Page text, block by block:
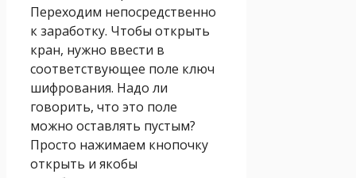
Переходим непосредственно
к заработку. Чтобы открыть
кран, нужно ввести в
соответствующее поле ключ
шифрования. Надо ли
говорить, что это поле
можно оставлять пустым?
Просто нажимаем кнопочку
открыть и якобы